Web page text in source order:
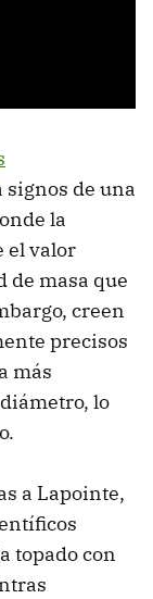
signos de una
la
el valor
de masa que
creen
precisos
más
lo
a Lapointe,
topado con